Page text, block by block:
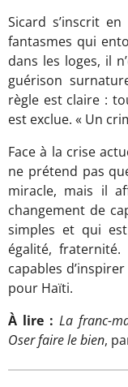
Sicard s’inscrit
fantasmes qui
dans les loges, il
guérison
règle est claire :
est exclue. « Un
Face à la crise
ne prétend pas
miracle, mais il
changement de
simples et qui
égalité,
capables
pour Haïti.
À lire : La franc-
Oser faire le bien,